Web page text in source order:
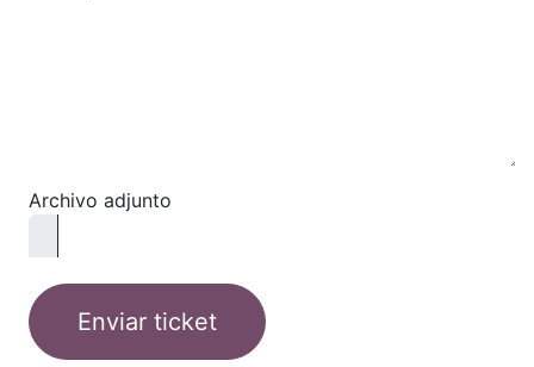
Archivo adjunto
Enviar ticket